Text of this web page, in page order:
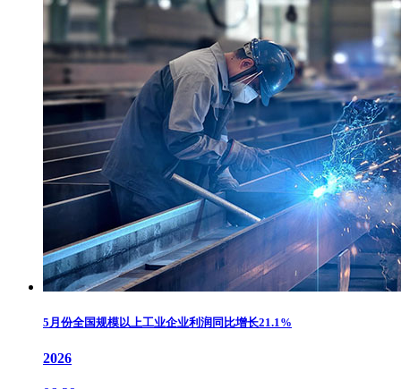
5月份全国规模以上工业企业利润同比增长21.1%
2026